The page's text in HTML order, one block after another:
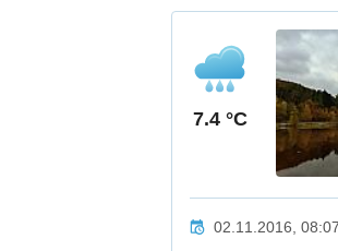
7.4 °C
02.11.2016, 08:07